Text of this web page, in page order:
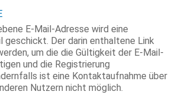
E-Mail-Adresse wird eine
geschickt. Der darin enthaltene Link
um die die Gültigkeit der E-Mail-
und die Registrierung
ist eine Kontaktaufnahme über
Nutzern nicht möglich.